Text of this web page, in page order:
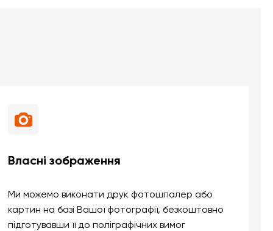
Власні зображення
Ми можемо виконати друк фотошпалер або
картин на базі Вашої фотографії, безкоштовно
підготувавши її до поліграфічних вимог